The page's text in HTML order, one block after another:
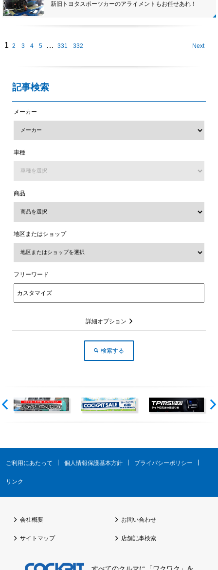
新旧トヨタスポーツカーのアライメントもお任せあれ！
1 2 3 4 5 … 331 332 Next
記事検索
メーカー
車種
商品
地区またはショップ
フリーワード
詳細オプション
ご利用にあたって 個人情報保護基本方針 プライバシーポリシー
リンク
会社概要 お問い合わせ
サイトマップ 店舗記事検索